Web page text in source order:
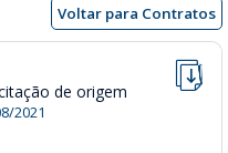
Voltar para Contratos
de origem
2021